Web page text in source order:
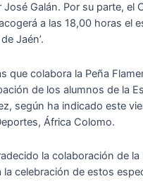
Galán. Por su parte, el
a las 18,00 horas el
Jaén’.
que colabora la Peña
de los alumnos de la
según ha indicado este
África Colomo.
la colaboración de la
la celebración de estos